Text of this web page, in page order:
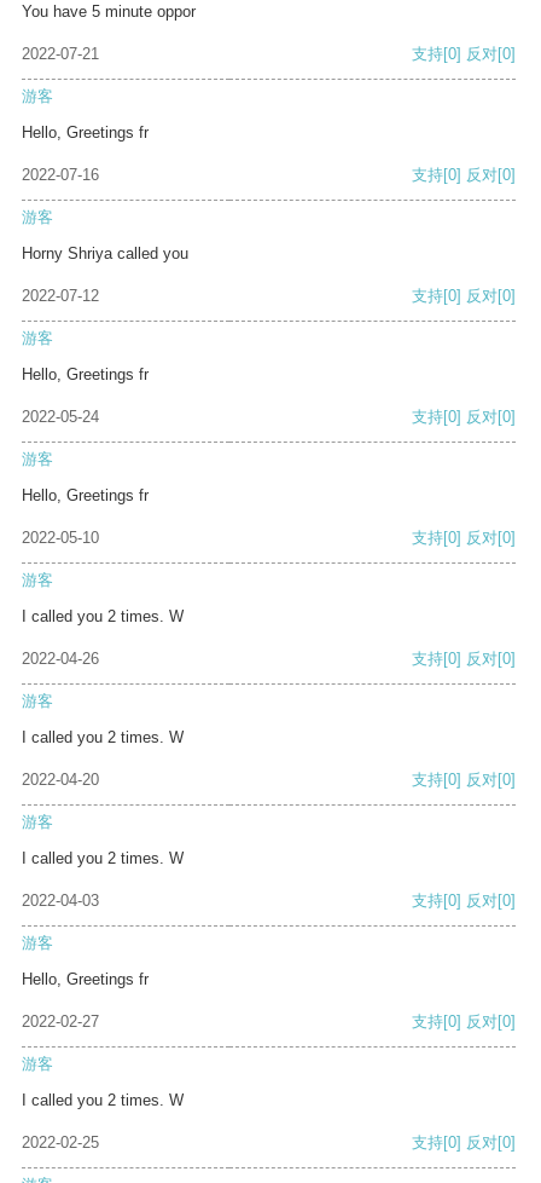
You have 5 minute oppor
2022-07-21 支持[0] 反对[0]
游客
Hello, Greetings fr
2022-07-16 支持[0] 反对[0]
游客
Horny Shriya called you
2022-07-12 支持[0] 反对[0]
游客
Hello, Greetings fr
2022-05-24 支持[0] 反对[0]
游客
Hello, Greetings fr
2022-05-10 支持[0] 反对[0]
游客
I called you 2 times. W
2022-04-26 支持[0] 反对[0]
游客
I called you 2 times. W
2022-04-20 支持[0] 反对[0]
游客
I called you 2 times. W
2022-04-03 支持[0] 反对[0]
游客
Hello, Greetings fr
2022-02-27 支持[0] 反对[0]
游客
I called you 2 times. W
2022-02-25 支持[0] 反对[0]